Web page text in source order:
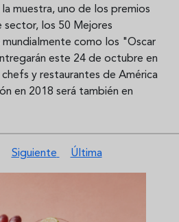
muestra, uno de los premios
los 50 Mejores
como los "Oscar
este 24 de octubre en
y restaurantes de América
en 2018 será también en
actual
Siguiente página
Siguiente Última página
Última